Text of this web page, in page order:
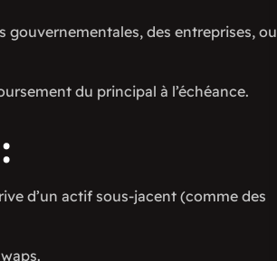
gouvernementales, des entreprises, ou
du principal à l’échéance.
d’un actif sous-jacent (comme des